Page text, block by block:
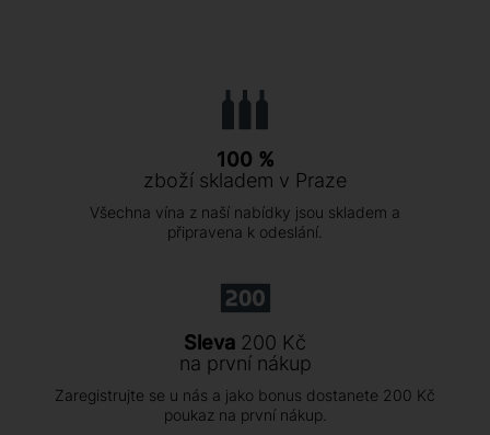
100 %
zboží skladem v Praze
Všechna vína z naší nabídky jsou skladem a
připravena k odeslání.
Sleva 200 Kč
na první nákup
Zaregistrujte se u nás a jako bonus dostanete 200 Kč
poukaz na první nákup.